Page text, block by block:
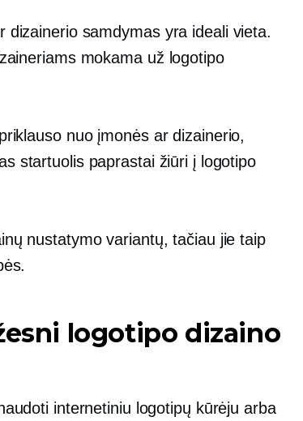
dizainerio samdymas yra ideali vieta.
mokama už logotipo
nuo įmonės ar dizainerio,
startuolis paprastai žiūri į logotipo
nustatymo variantų, tačiau jie taip
logotipo dizaino
internetiniu logotipų kūrėju arba